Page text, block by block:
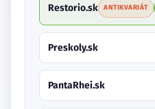
Restorio.sk ANTIKVARIÁT
Preskoly.sk
PantaRhei.sk